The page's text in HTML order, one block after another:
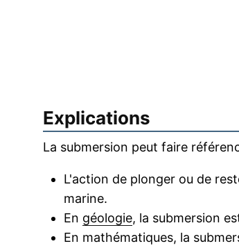
Explications
La submersion peut faire
L'action de plonger ou de
marine.
En géologie, la submersion
En mathématiques, la